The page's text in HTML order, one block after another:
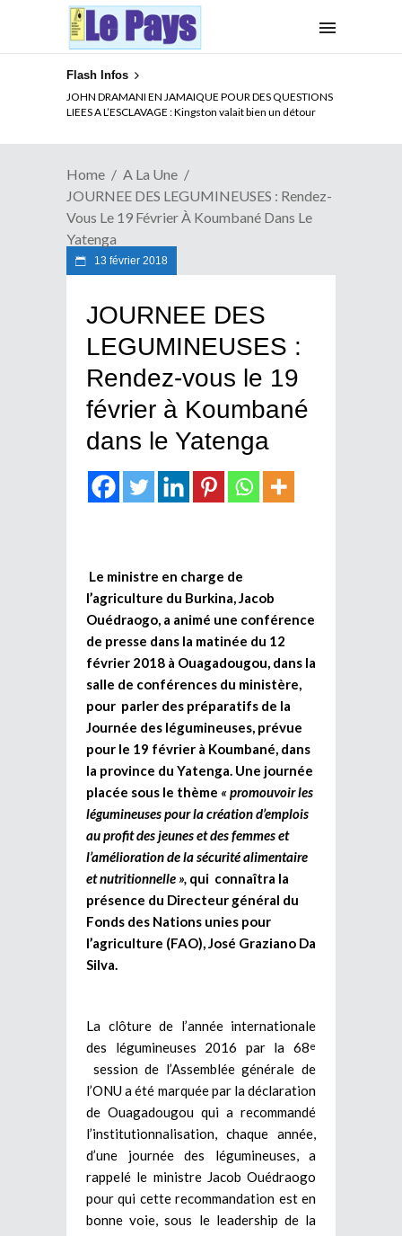
Flash Infos
JOHN DRAMANI EN JAMAIQUE POUR DES QUESTIONS
LIEES A L’ESCLAVAGE : Kingston valait bien un détour
ELECTION DE TALON A LA TETE DU SENAT BENINOIS :
Quand Patrice quitte le pouvoir sans partir !
Home
A La Une
JOURNEE DES LEGUMINEUSES : Rendez-
Vous Le 19 Février À Koumbané Dans Le
Yatenga
13 février 2018
JOURNEE DES
LEGUMINEUSES :
Rendez-vous le 19
février à Koumbané
dans le Yatenga
Le ministre en charge de
l’agriculture du Burkina, Jacob
Ouédraogo, a animé une conférence
de presse dans la matinée du 12
février 2018 à Ouagadougou, dans la
salle de conférences du ministère,
pour parler des préparatifs de la
Journée des légumineuses, prévue
pour le 19 février à Koumbané, dans
la province du Yatenga. Une journée
placée sous le thème « promouvoir les
légumineuses pour la création d’emplois
au profit des jeunes et des femmes et
l’amélioration de la sécurité alimentaire
et nutritionnelle », qui connaîtra la
présence du Directeur général du
Fonds des Nations unies pour
l’agriculture (FAO), José Graziano Da
Silva.
La clôture de l’année internationale
des légumineuses 2016 par la 68e
session de l’Assemblée générale de
l’ONU a été marquée par la déclaration
de Ouagadougou qui a recommandé
l’institutionnalisation, chaque année,
d’une journée des légumineuses, a
rappelé le ministre Jacob Ouédraogo
pour qui cette recommandation est en
bonne voie, sous le leadership de la